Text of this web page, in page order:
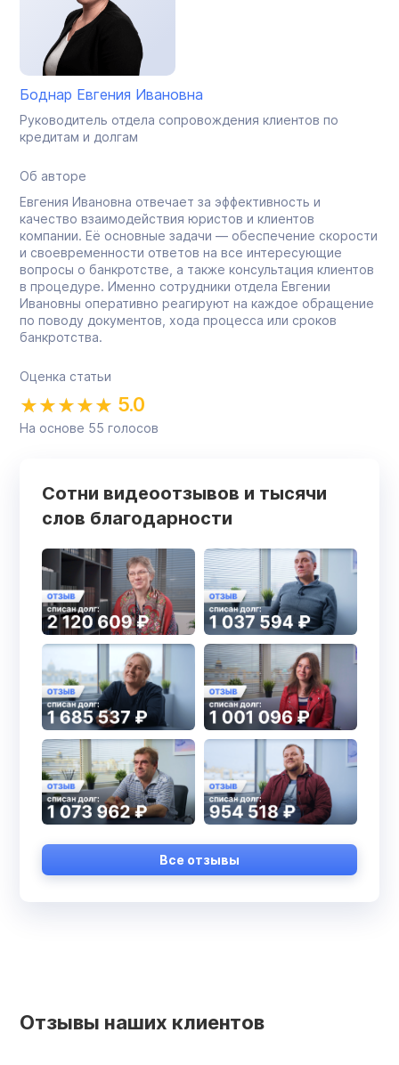
Боднар Евгения Ивановна
Руководитель отдела сопровождения клиентов по
кредитам и долгам
Об авторе
Евгения Ивановна отвечает за эффективность и
качество взаимодействия юристов и клиентов
компании. Её основные задачи — обеспечение скорости
и своевременности ответов на все интересующие
вопросы о банкротстве, а также консультация клиентов
в процедуре. Именно сотрудники отдела Евгении
Ивановны оперативно реагируют на каждое обращение
по поводу документов, хода процесса или сроков
банкротства.
Оценка статьи
5.0
На основе 55 голосов
Сотни видеоотзывов и тысячи
слов благодарности
Все отзывы
Отзывы наших клиентов